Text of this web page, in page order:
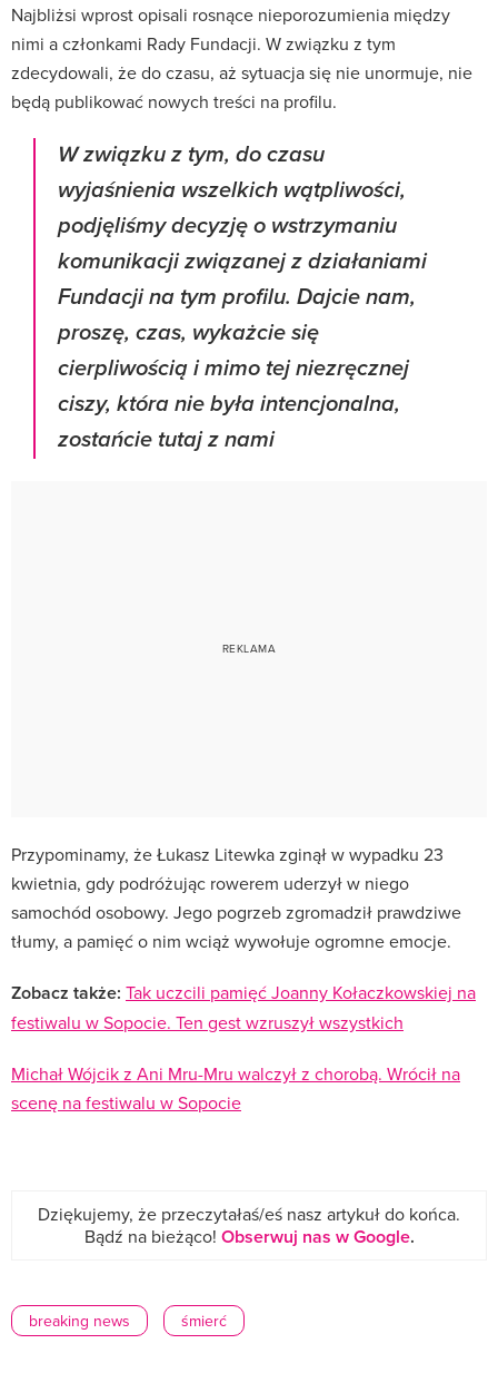
Najbliżsi wprost opisali rosnące nieporozumienia między
nimi a członkami Rady Fundacji. W związku z tym
zdecydowali, że do czasu, aż sytuacja się nie unormuje, nie
będą publikować nowych treści na profilu.
W związku z tym, do czasu
wyjaśnienia wszelkich wątpliwości,
podjęliśmy decyzję o wstrzymaniu
komunikacji związanej z działaniami
Fundacji na tym profilu. Dajcie nam,
proszę, czas, wykażcie się
cierpliwością i mimo tej niezręcznej
ciszy, która nie była intencjonalna,
zostańcie tutaj z nami
Przypominamy, że Łukasz Litewka zginął w wypadku 23
kwietnia, gdy podróżując rowerem uderzył w niego
samochód osobowy. Jego pogrzeb zgromadził prawdziwe
tłumy, a pamięć o nim wciąż wywołuje ogromne emocje.
Zobacz także: Tak uczcili pamięć Joanny Kołaczkowskiej na
festiwalu w Sopocie. Ten gest wzruszył wszystkich
Michał Wójcik z Ani Mru-Mru walczył z chorobą. Wrócił na
scenę na festiwalu w Sopocie
Dziękujemy, że przeczytałaś/eś nasz artykuł do końca.
Bądź na bieżąco! Obserwuj nas w Google.
breaking news śmierć